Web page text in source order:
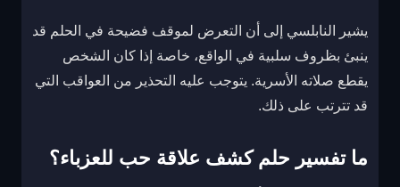
يشير النابلسي إلى أن التعرض لموقف فضيحة في الحلم قد
ينبئ بظروف سلبية في الواقع، خاصة إذا كان الشخص
يقطع صلاته الأسرية. يتوجب عليه التحذير من العواقب التي
قد تترتب على ذلك.
ما تفسير حلم كشف علاقة حب للعزباء؟